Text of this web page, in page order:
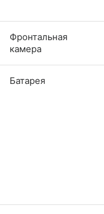
Фронтальная
камера
Батарея